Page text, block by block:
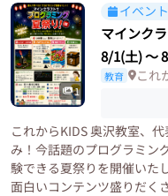
1
イベント
マインク
8/1(土)〜
教育 これ
これからKIDS 奥沢教室、
み！今話題のプログラミン
験できる夏祭りを開催いた
面白いコンテンツ盛りだく